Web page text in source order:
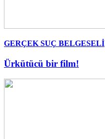
GERÇEK SUÇ BELGESELİ
Ürkütücü bir film!